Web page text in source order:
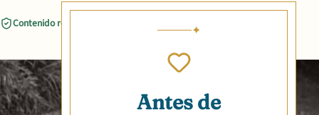
Contenido revisado
Antes de